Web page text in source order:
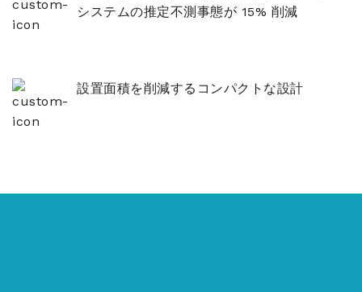
システムの推定不測事態が 15% 削減
設置面積を削減するコンパクトな設計